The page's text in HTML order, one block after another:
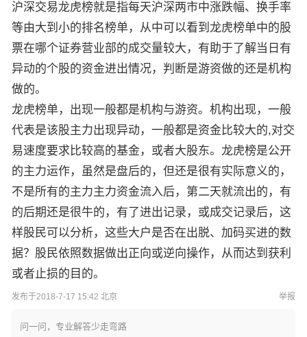
沪深交易龙虎榜就是指每天沪深两市中涨跌幅、换手率
等由大到小的排名榜单，从中可以看到龙虎榜单中的股
票在哪个证券营业部的成交量较大，有助于了解当日有
异动的个股的资金进出情况，判断是游资做的还是机构
做的。
龙虎榜单，出现一般都是机构与游资。机构出现，一般
代表是该股主力出现异动，一般都是资金比较大的,对交
易速度要求比较高的基金，或者大股东。龙虎榜是公开
的主力运作，虽然是盘后的，但还是很有实际意义的，
不是所有的主力主力资金流入后，第二天就流出的，有
的后期还是很牛的，有了进出记录，或成交记录后，这
样股民可以分析，这些大户是否在出脱、加码买进的数
据？股民依照数据做出正向或逆向操作，从而达到获利
或者止损的目的。
发布于2018-7-17 15:42 北京 举报
问一问，专业解答少走弯路